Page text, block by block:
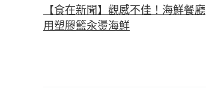
【食在新聞】觀感不佳！海鮮餐廳
用塑膠籃汆燙海鮮